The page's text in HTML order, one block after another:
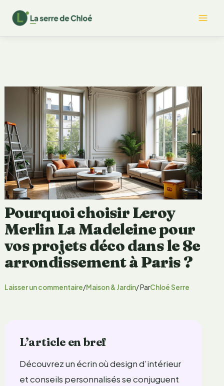
contenu
Pourquoi choisir Leroy
Merlin La Madeleine pour
vos projets déco dans le 8e
arrondissement à Paris ?
Laisser un commentaire/Maison & Jardin/ ParChloé Serre
L’article en bref
Découvrez un écrin où design d’intérieur
et conseils personnalisés se conjuguent